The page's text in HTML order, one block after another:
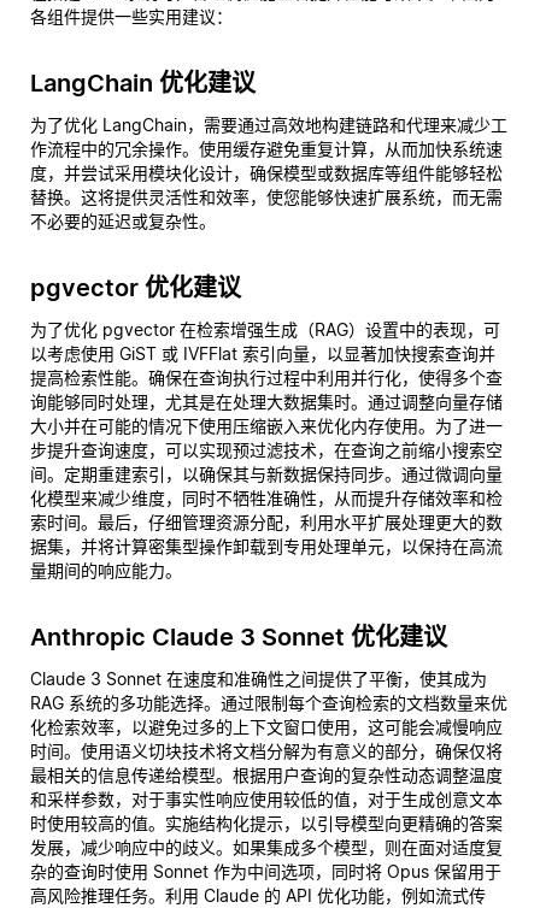
各组件提供一些实用建议：
LangChain 优化建议
为了优化 LangChain，需要通过高效地构建链路和代理来减少工
作流程中的冗余操作。使用缓存避免重复计算，从而加快系统速
度，并尝试采用模块化设计，确保模型或数据库等组件能够轻松
替换。这将提供灵活性和效率，使您能够快速扩展系统，而无需
不必要的延迟或复杂性。
pgvector 优化建议
为了优化 pgvector 在检索增强生成（RAG）设置中的表现，可
以考虑使用 GiST 或 IVFFlat 索引向量，以显著加快搜索查询并
提高检索性能。确保在查询执行过程中利用并行化，使得多个查
询能够同时处理，尤其是在处理大数据集时。通过调整向量存储
大小并在可能的情况下使用压缩嵌入来优化内存使用。为了进一
步提升查询速度，可以实现预过滤技术，在查询之前缩小搜索空
间。定期重建索引，以确保其与新数据保持同步。通过微调向量
化模型来减少维度，同时不牺牲准确性，从而提升存储效率和检
索时间。最后，仔细管理资源分配，利用水平扩展处理更大的数
据集，并将计算密集型操作卸载到专用处理单元，以保持在高流
量期间的响应能力。
Anthropic Claude 3 Sonnet 优化建议
Claude 3 Sonnet 在速度和准确性之间提供了平衡，使其成为
RAG 系统的多功能选择。通过限制每个查询检索的文档数量来优
化检索效率，以避免过多的上下文窗口使用，这可能会减慢响应
时间。使用语义切块技术将文档分解为有意义的部分，确保仅将
最相关的信息传递给模型。根据用户查询的复杂性动态调整温度
和采样参数，对于事实性响应使用较低的值，对于生成创意文本
时使用较高的值。实施结构化提示，以引导模型向更精确的答案
发展，减少响应中的歧义。如果集成多个模型，则在面对适度复
杂的查询时使用 Sonnet 作为中间选项，同时将 Opus 保留用于
高风险推理任务。利用 Claude 的 API 优化功能，例如流式传